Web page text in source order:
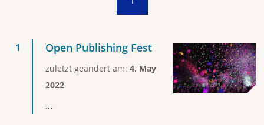
Open Publishing Fest
zuletzt geändert am: 4. May
2022
...